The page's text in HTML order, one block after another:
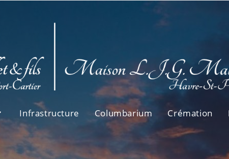
Infrastructure Columbarium Crémation